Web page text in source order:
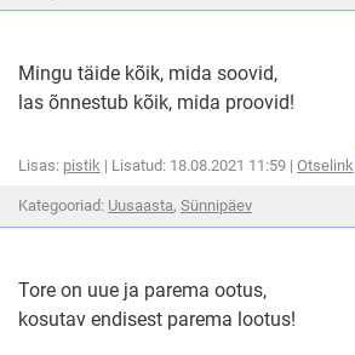
luuletusedluuletused
Mingu täide kõik, mida soovid,
las õnnestub kõik, mida proovid!
Lisas: pistik | Lisatud: 18.08.2021 11:59 | Otselink
Kategooriad: Uusaastakategooria
luuletused
, Sünnipäevkategooria
luuletused
Tore on uue ja parema ootus,
kosutav endisest parema lootus!